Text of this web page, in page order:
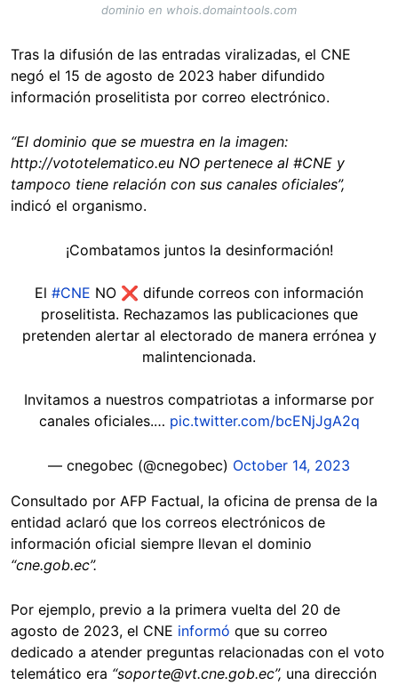
dominio en whois.domaintools.com
Tras la difusión de las entradas viralizadas, el CNE
negó el 15 de agosto de 2023 haber difundido
información proselitista por correo electrónico.
“El dominio que se muestra en la imagen:
http://vototelematico.eu NO pertenece al #CNE y
tampoco tiene relación con sus canales oficiales”,
indicó el organismo.
¡Combatamos juntos la desinformación!
El #CNE NO ❌ difunde correos con información
proselitista. Rechazamos las publicaciones que
pretenden alertar al electorado de manera errónea y
malintencionada.
Invitamos a nuestros compatriotas a informarse por
canales oficiales.… pic.twitter.com/bcENjJgA2q
— cnegobec (@cnegobec) October 14, 2023
Consultado por AFP Factual, la oficina de prensa de la
entidad aclaró que los correos electrónicos de
información oficial siempre llevan el dominio
“cne.gob.ec”.
Por ejemplo, previo a la primera vuelta del 20 de
agosto de 2023, el CNE informó que su correo
dedicado a atender preguntas relacionadas con el voto
telemático era “soporte@vt.cne.gob.ec”, una dirección